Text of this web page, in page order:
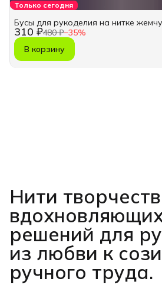
Только сегодня
310 ₽480 ₽−35%
Бусы для рукоделия на нитке
В корзину
Нити
решений для
из любви к
ручного труда.